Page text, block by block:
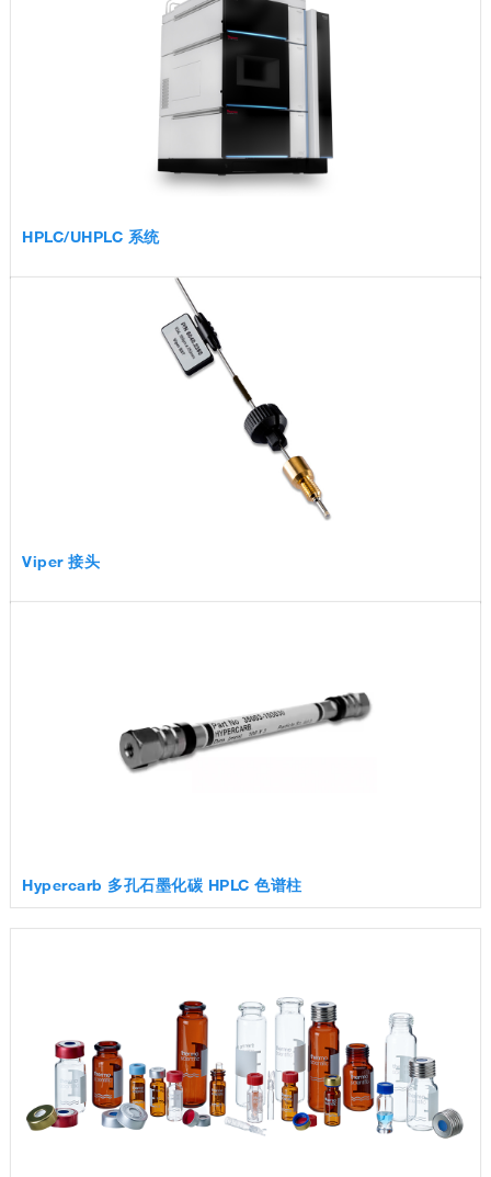
HPLC/UHPLC 系统
Viper 接头
Hypercarb 多孔石墨化碳 HPLC 色谱柱